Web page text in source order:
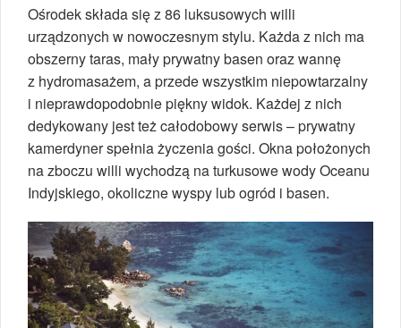
Ośrodek składa się z 86 luksusowych willi
urządzonych w nowoczesnym stylu. Każda z nich ma
obszerny taras, mały prywatny basen oraz wannę
z hydromasażem, a przede wszystkim niepowtarzalny
i nieprawdopodobnie piękny widok. Każdej z nich
dedykowany jest też całodobowy serwis – prywatny
kamerdyner spełnia życzenia gości. Okna położonych
na zboczu willi wychodzą na turkusowe wody Oceanu
Indyjskiego, okoliczne wyspy lub ogród i basen.